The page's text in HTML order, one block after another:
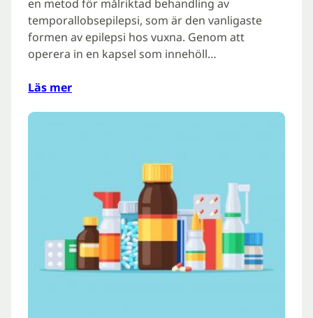
en metod för målriktad behandling av
temporallobsepilepsi, som är den vanligaste
formen av epilepsi hos vuxna. Genom att
operera in en kapsel som innehöll…
Läs mer